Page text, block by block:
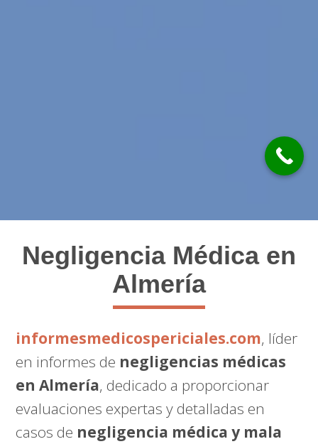
Negligencia Médica en
Almería
informesmedicospericiales.com, líder
en informes de negligencias médicas
en Almería, dedicado a proporcionar
evaluaciones expertas y detalladas en
casos de negligencia médica y mala